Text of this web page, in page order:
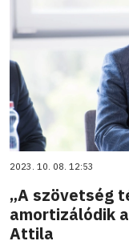
2023. 10. 08. 12:53
„A szövetség
amortizálódik
Attila